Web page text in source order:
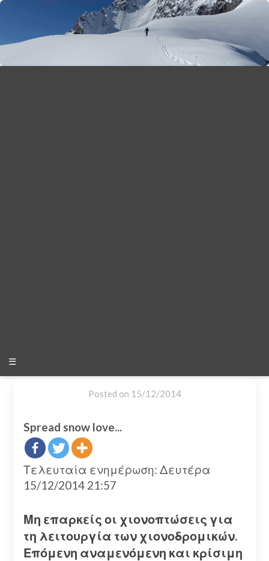
☰
Posted on 15/12/2014
Spread snow love...
Τελευταία ενημέρωση: Δευτέρα
15/12/2014 21:57
Μη επαρκείς οι χιονοπτώσεις για
τη λειτουργία των χιονοδρομικών.
Επόμενη αναμενόμενη και κρίσιμη